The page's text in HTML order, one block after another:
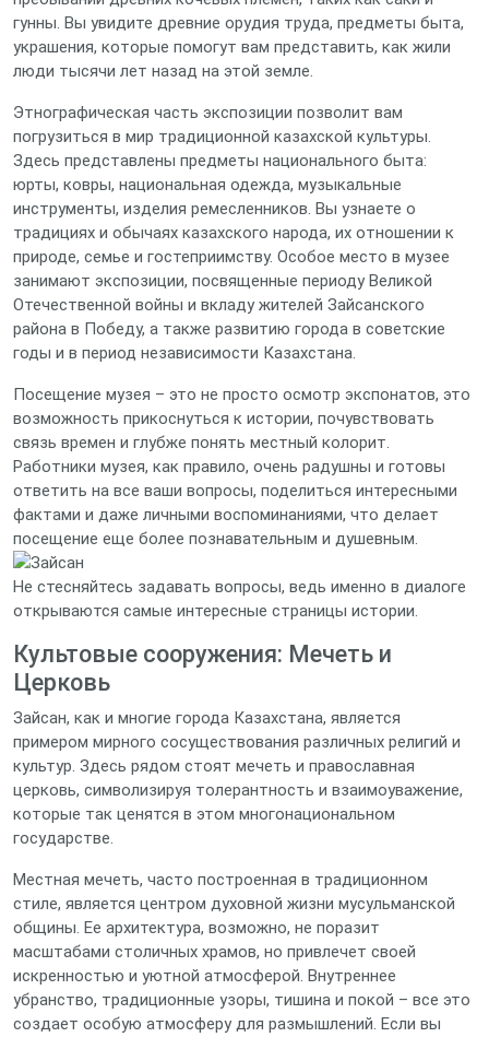
гунны. Вы увидите древние орудия труда, предметы быта,
украшения, которые помогут вам представить, как жили
люди тысячи лет назад на этой земле.
Этнографическая часть экспозиции позволит вам
погрузиться в мир традиционной казахской культуры.
Здесь представлены предметы национального быта:
юрты, ковры, национальная одежда, музыкальные
инструменты, изделия ремесленников. Вы узнаете о
традициях и обычаях казахского народа, их отношении к
природе, семье и гостеприимству. Особое место в музее
занимают экспозиции, посвященные периоду Великой
Отечественной войны и вкладу жителей Зайсанского
района в Победу, а также развитию города в советские
годы и в период независимости Казахстана.
Посещение музея – это не просто осмотр экспонатов, это
возможность прикоснуться к истории, почувствовать
связь времен и глубже понять местный колорит.
Работники музея, как правило, очень радушны и готовы
ответить на все ваши вопросы, поделиться интересными
фактами и даже личными воспоминаниями, что делает
посещение еще более познавательным и душевным.
Не стесняйтесь задавать вопросы, ведь именно в диалоге
открываются самые интересные страницы истории.
Культовые сооружения: Мечеть и
Церковь
Зайсан, как и многие города Казахстана, является
примером мирного сосуществования различных религий и
культур. Здесь рядом стоят мечеть и православная
церковь, символизируя толерантность и взаимоуважение,
которые так ценятся в этом многонациональном
государстве.
Местная мечеть, часто построенная в традиционном
стиле, является центром духовной жизни мусульманской
общины. Ее архитектура, возможно, не поразит
масштабами столичных храмов, но привлечет своей
искренностью и уютной атмосферой. Внутреннее
убранство, традиционные узоры, тишина и покой – все это
создает особую атмосферу для размышлений. Если вы